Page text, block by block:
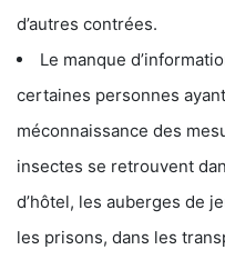
d’autres contrées.
Le manque
certaines personnes
méconnaissance des
insectes se retrouvent
d’hôtel, les auberges de
les prisons, dans les